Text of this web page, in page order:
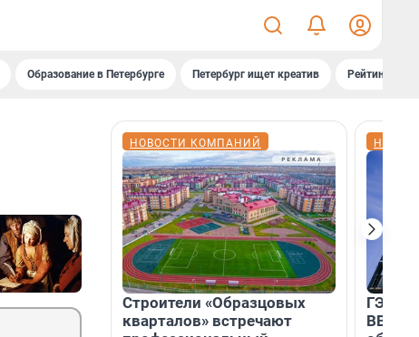
Образование в Петербурге Петербург ищет креатив Рейтинги
НОВОСТИ КОМПАНИЙ
Строители «Образцовых
кварталов» встречают
ГЭС,
ВВП: в